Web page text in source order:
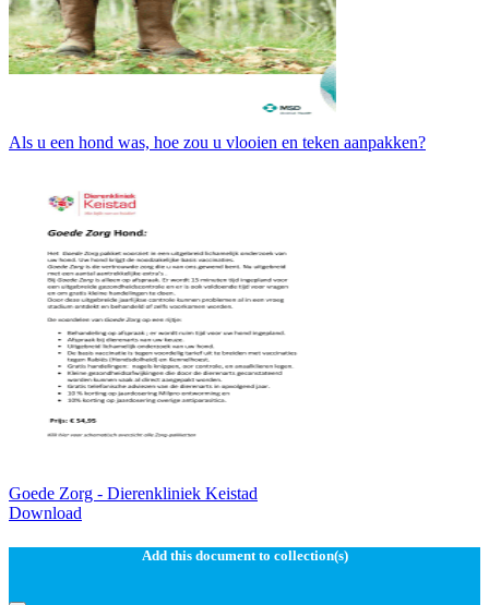
Als u een hond was, hoe zou u vlooien en teken aanpakken?
Goede Zorg - Dierenkliniek Keistad
Download
Add this document to collection(s)